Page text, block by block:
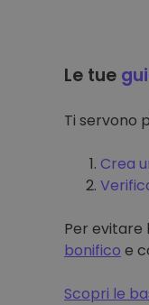
Le tue
Ti servono
Crea
Per evitare
bonifico e
Scopri le